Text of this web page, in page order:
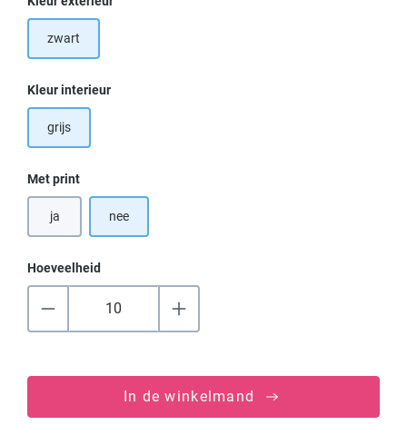
zwart
Selecteer
Kleur interieur
grijs
Selecteer
Met print
ja nee
Hoeveelheid
In de winkelmand